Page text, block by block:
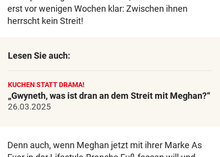
erst vor wenigen Wochen klar: Zwischen ihnen
herrscht kein Streit!
Lesen Sie auch:
KUCHEN STATT DRAMA!
„Gwyneth, was ist dran an dem Streit mit Meghan?“
26.03.2025
Denn auch, wenn Meghan jetzt mit ihrer Marke As